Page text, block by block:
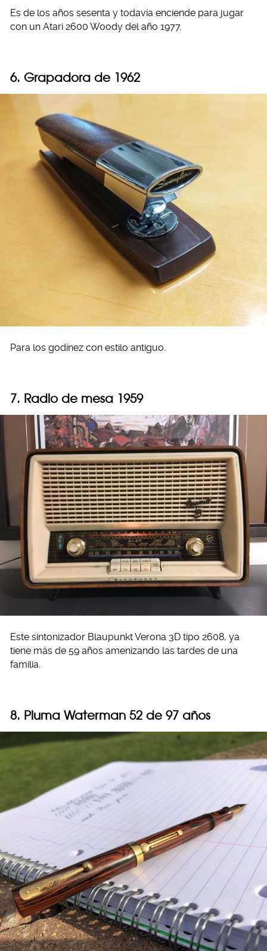
Es de los años sesenta y todavía enciende para jugar
con un Atari 2600 Woody del año 1977.
6. Grapadora de 1962
Para los godínez con estilo antiguo.
7. Radio de mesa 1959
Este sintonizador Blaupunkt Verona 3D tipo 2608, ya
tiene más de 59 años amenizando las tardes de una
familia.
8. Pluma Waterman 52 de 97 años